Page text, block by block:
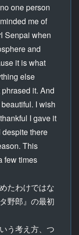
one person
me of
Senpai when
and
it is what
else
it. And
I wish
I gave it
there
This
few times
たわけではな
野郎』の最初
う考え方、つ